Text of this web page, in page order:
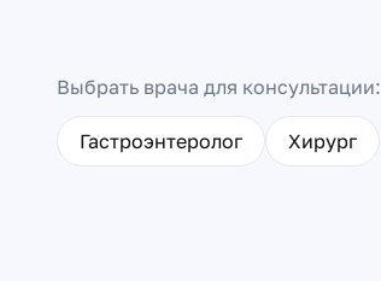
Выбрать врача для консультации:
Гастроэнтеролог Хирург